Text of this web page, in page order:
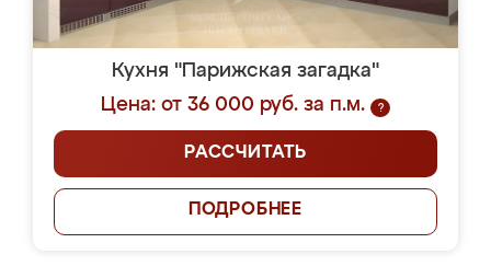
Кухня "Парижская загадка"
Цена: от 36 000 руб. за п.м.
?
РАССЧИТАТЬ
ПОДРОБНЕЕ